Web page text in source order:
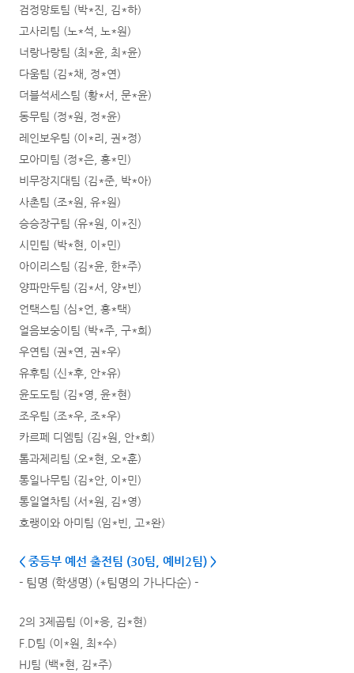
검정망토팀 (박*진, 김*하)
고사리팀 (노*석, 노*원)
너랑나랑팀 (최*윤, 최*윤)
다움팀 (김*채, 정*연)
더블석세스팀 (황*서, 문*윤)
동무팀 (정*원, 정*윤)
레인보우팀 (이*리, 권*정)
모아미팀 (정*은, 홍*민)
비무장지대팀 (김*준, 박*아)
사촌팀 (조*원, 유*원)
승승장구팀 (유*원, 이*진)
시민팀 (박*현, 이*민)
아이리스팀 (김*윤, 한*주)
양파만두팀 (김*서, 양*빈)
언택스팀 (심*언, 홍*택)
얼음보숭이팀 (박*주, 구*희)
우연팀 (권*연, 권*우)
유후팀 (신*후, 안*유)
윤도도팀 (김*영, 윤*현)
조우팀 (조*우, 조*우)
카르페 디엠팀 (김*원, 안*희)
톰과제리팀 (오*현, 오*훈)
통일나무팀 (김*안, 이*민)
통일열차팀 (서*원, 김*영)
호랭이와 아미팀 (임*빈, 고*완)
< 중등부 예선 출전팀 (30팀, 예비2팀) >
- 팀명 (학생명) (*팀명의 가나다순) -
2의 3제곱팀 (이*응, 김*현)
F.D팀 (이*원, 최*수)
HJ팀 (백*현, 김*주)